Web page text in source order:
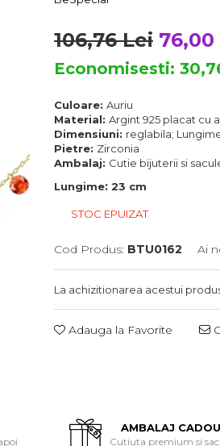
106,76 Lei 76,00
Economisesti:
Culoare: Auriu
Material: Argint 925 placat cu
Dimensiuni: reglabila;
Pietre: Zirconia
Ambalaj: Cutie bijuterii si
Lungime: 23 cm
STOC EPUIZAT
Cod Produs: BTU0162 Ai
La achizitionarea acestui
Adauga la Favorite
AMBALAJ
Cutiuta premium si